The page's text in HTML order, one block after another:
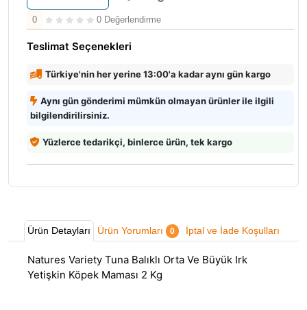
0 0 Değerlendirme
Teslimat Seçenekleri
Türkiye'nin her yerine 13:00'a kadar aynı gün kargo
Aynı gün gönderimi mümkün olmayan ürünler ile ilgili
bilgilendirilirsiniz.
Yüzlerce tedarikçi, binlerce ürün, tek kargo
Ürün Detayları Ürün Yorumları 0 İptal ve İade Koşulları
Natures Variety Tuna Balıklı Orta Ve Büyük Irk
Yetişkin Köpek Maması 2 Kg